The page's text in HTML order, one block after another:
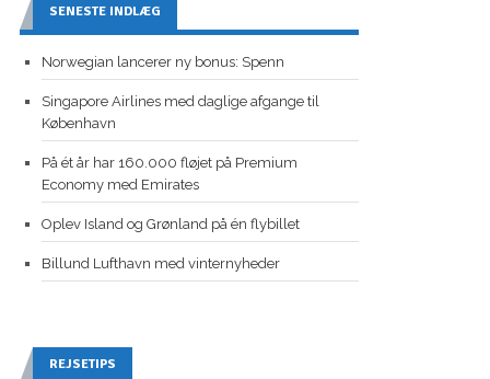
SENESTE INDLÆG
Norwegian lancerer ny bonus: Spenn
Singapore Airlines med daglige afgange til
København
På ét år har 160.000 fløjet på Premium
Economy med Emirates
Oplev Island og Grønland på én flybillet
Billund Lufthavn med vinternyheder
REJSETIPS